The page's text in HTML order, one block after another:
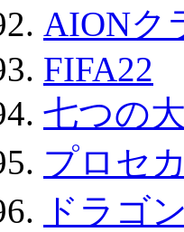
AIONク
FIFA22
七つの
プロセ
ドラゴ